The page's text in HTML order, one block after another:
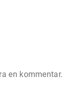
en kommentar.